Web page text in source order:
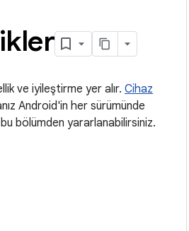
ve iyileştirme yer alır. Cihaz
Android'in her sürümünde
bölümden yararlanabilirsiniz.